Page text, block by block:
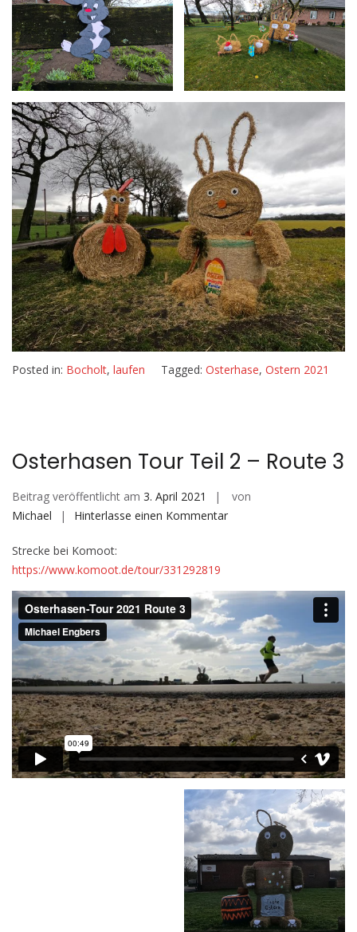
Posted in: Bocholt, laufen Tagged: Osterhase, Ostern 2021
Osterhasen Tour Teil 2 – Route 3
Beitrag veröffentlicht am 3. April 2021
von
Michael
Hinterlasse einen Kommentarauf
2
–
Route
3
Strecke bei Komoot:
https://www.komoot.de/tour/331292819